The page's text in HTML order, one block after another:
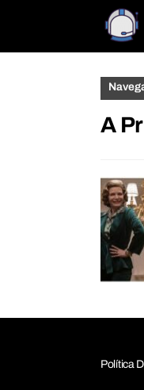
A
Política